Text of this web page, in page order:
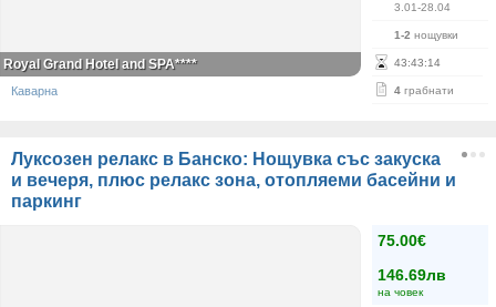
3.01-28.04
1-2 нощувки
43:43:14
4 грабнати
Royal Grand Hotel and SPA****
Каварна
Луксозен релакс в Банско: Нощувка със закуска
и вечеря, плюс релакс зона, отопляеми басейни и
паркинг
75.00€
146.69лв
на човек